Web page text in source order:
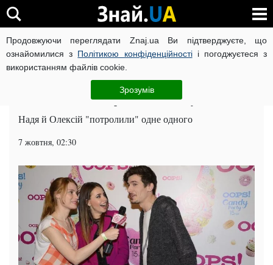
Продовжуючи переглядати Znaj.ua Ви підтверджуєте, що
ознайомилися з Політикою конфіденційностіі погоджуєтеся з
використанням файлів cookie.
Зрозумів
ВІЙНА РОСІЇ ПРОТИ УКРАЇНИ КОРОНАВІРУС В УКРАЇНІ
Шоу-бізнес ЧИТАТЬ НА РУССКОМ
Підопічні Потапа представили нову пісню
Надя й Олексій "потролили" одне одного
7 жовтня, 02:30